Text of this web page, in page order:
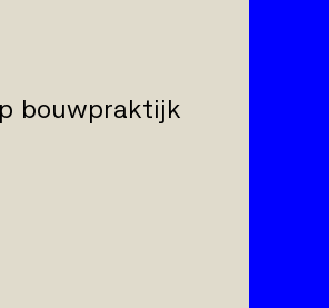
bouwpraktijk